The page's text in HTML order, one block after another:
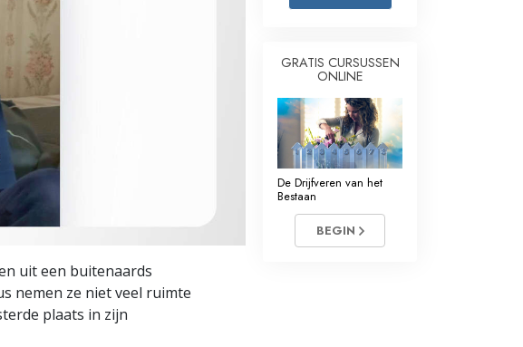
Hulpmiddelen bij het Dagelijks Werk
Ethiek en de Condities
De Oorzaak van Onderdrukking
Feitenonderzoek
De Grondbeginselen van Organiseren
uit een buitenaards
nemen ze niet veel ruimte
plaats in zijn
GRATIS CURSUSSEN
ONLINE
De Drijfveren van het
Bestaan
BEGIN